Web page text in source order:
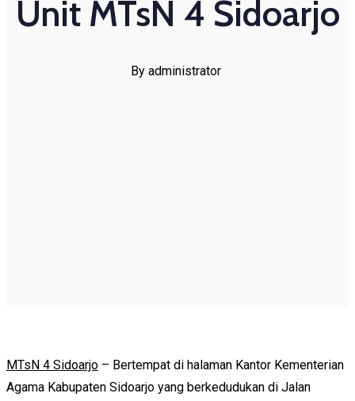
Unit MTsN 4 Sidoarjo
By administrator
MTsN 4 Sidoarjo – Bertempat di halaman Kantor Kementerian
Agama Kabupaten Sidoarjo yang berkedudukan di Jalan